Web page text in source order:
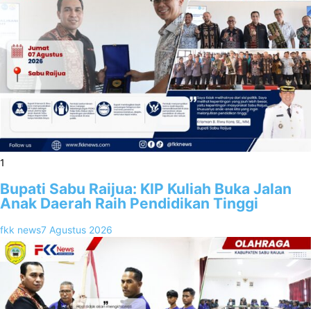
1
Bupati Sabu Raijua: KIP Kuliah Buka Jalan
Anak Daerah Raih Pendidikan Tinggi
fkk news7 Agustus 2026